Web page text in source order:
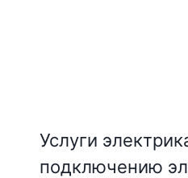
Услуги
подключению